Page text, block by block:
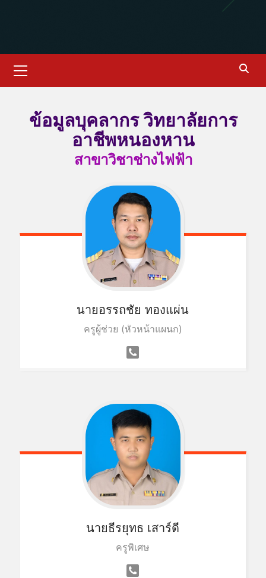
ข้อมูลบุคลากร วิทยาลัยการ
อาชีพหนองหาน
สาขาวิชาช่างไฟฟ้า
นายอรรถชัย ทองแผ่น
ครูผู้ช่วย (หัวหน้าแผนก)
นายธีรยุทธ เสาร์ดี
ครูพิเศษ